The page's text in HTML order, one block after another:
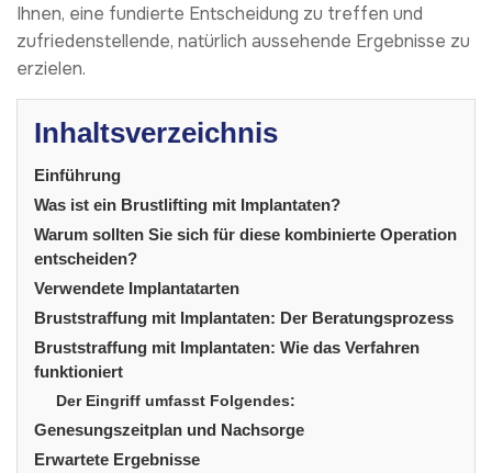
Ihnen, eine fundierte Entscheidung zu treffen und
zufriedenstellende, natürlich aussehende Ergebnisse zu
erzielen.
Inhaltsverzeichnis
Einführung
Was ist ein Brustlifting mit Implantaten?
Warum sollten Sie sich für diese kombinierte Operation
entscheiden?
Verwendete Implantatarten
Bruststraffung mit Implantaten: Der Beratungsprozess
Bruststraffung mit Implantaten: Wie das Verfahren
funktioniert
Der Eingriff umfasst Folgendes:
Genesungszeitplan und Nachsorge
Erwartete Ergebnisse